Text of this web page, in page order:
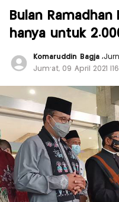
Bulan
hanya untuk
Komaruddin Bagja ,
Jum'at, 09 April 2021